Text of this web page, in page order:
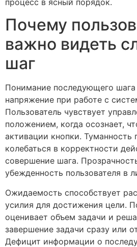
Почему
важно видеть
шаг
Понимание последующего
напряжение при работе с
Пользователь чувствует
положением, когда осознает,
активации кнопки. Туманность
колебаться в корректности
совершение шага.
убежденность пользователя в
Ожидаемость способствует
усилия для достижения цели.
оценивает объем задачи и
завершение задачи сразу или
Дефицит информации о